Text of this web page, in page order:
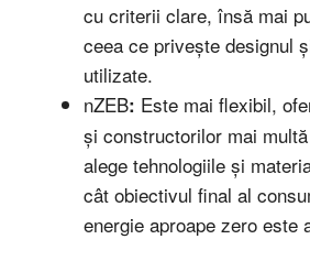
cu criterii clare, însă mai
ceea ce privește designul
utilizate.
nZEB: Este mai flexibil,
și constructorilor mai
alege tehnologiile și
cât obiectivul final al
energie aproape zero este